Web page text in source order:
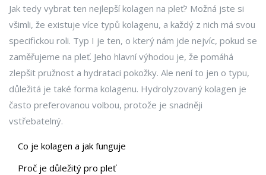
Jak tedy vybrat ten nejlepší kolagen na pleť? Možná jste si
všimli, že existuje více typů kolagenu, a každý z nich má svou
specifickou roli. Typ I je ten, o který nám jde nejvíc, pokud se
zaměřujeme na pleť. Jeho hlavní výhodou je, že pomáhá
zlepšit pružnost a hydrataci pokožky. Ale není to jen o typu,
důležitá je také forma kolagenu. Hydrolyzovaný kolagen je
často preferovanou volbou, protože je snadněji
vstřebatelný.
Co je kolagen a jak funguje
Proč je důležitý pro pleť